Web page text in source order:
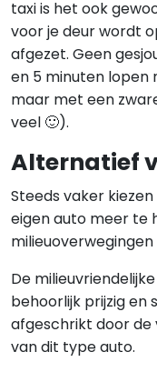
taxi is het ook
voor je deur wordt
afgezet. Geen
en 5 minuten lopen
maar met een
veel 🙂).
Alternatief
Steeds vaker
eigen auto meer te
De
behoorlijk prijzig en
afgeschrikt door
van dit type auto.